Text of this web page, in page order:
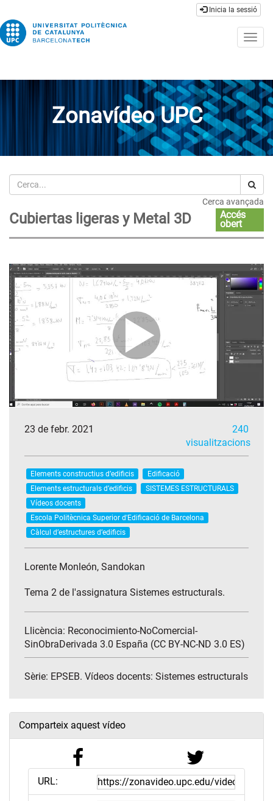
Inicia la sessió
Zonavídeo UPC
Cerca
Cerca avançada
Cubiertas ligeras y Metal 3D
Accés
obert
23 de febr. 2021
240
visualitzacions
Elements constructius d’edificis
Edificació
Elements estructurals d’edificis
SISTEMES ESTRUCTURALS
Vídeos docents
Escola Politècnica Superior d'Edificació de Barcelona
Càlcul d’estructures d’edificis
Lorente Monleón, Sandokan
Tema 2 de l'assignatura Sistemes estructurals.
Llicència: Reconocimiento-NoComercial-
SinObraDerivada 3.0 España (CC BY-NC-ND 3.0 ES)
Sèrie: EPSEB. Vídeos docents: Sistemes estructurals
Comparteix aquest vídeo
URL: